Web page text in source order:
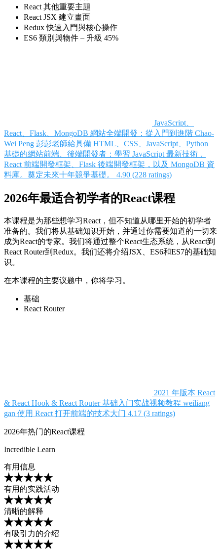
React 其他重要主題
React JSX 建立畫面
Redux 快速入門與核心操作
ES6 類別與物件 – 升級 45%
JavaScript、
React、Flask、MongoDB 網站全端開發：從入門到進階 Chao-
Wei Peng 彭彭老師給具備 HTML、CSS、JavaScript、Python
基礎的網站前端、後端開發者：學習 JavaScript 最新技術，
React 前端開發框架、Flask 後端開發框架，以及 MongoDB 資
料庫。奠定未來十年競爭基礎。
4.90 (228 ratings)
2026年最适合初学者的React课程
本课程是为那些想学习React，但不知道从哪里开始的初学者
准备的。我们将从基础知识开始，并通过你需要知道的一切来
成为React的专家。我们将通过整个React生态系统，从React到
React Router到Redux。我们还将介绍JSX、ES6和ES7的基础知
识。
在本课程的主要议题中，你将学习。
基础
React Router
2021 年版本 React
& React Hook & React Router 基础入门实战视频教程 weiliang
gan 使用 React 打开前端的技术大门 4.17 (3 ratings)
2026年热门的React课程
Incredible Learn
有用信息
有用的实践活动
清晰的解释
有吸引力的介绍